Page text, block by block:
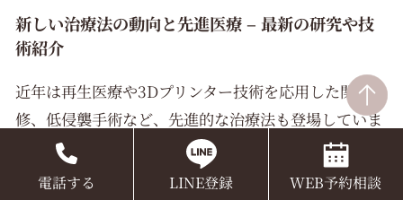
新しい治療法の動向と先進医療 – 最新の研究や技
術紹介
近年は再生医療や3Dプリンター技術を応用した関節補
修、低侵襲手術など、先進的な治療法も登場していま
す。また、インプラント技術の進歩によって、失われ
た歯や顎の機能回復を目的とした新しい治療選択肢が
電話する LINE登録 WEB予約相談